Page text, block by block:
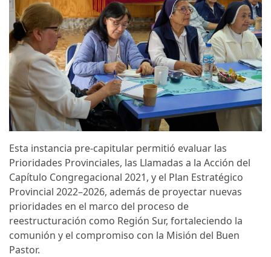
Esta instancia pre-capitular permitió evaluar las
Prioridades Provinciales, las Llamadas a la Acción del
Capítulo Congregacional 2021, y el Plan Estratégico
Provincial 2022–2026, además de proyectar nuevas
prioridades en el marco del proceso de
reestructuración como Región Sur, fortaleciendo la
comunión y el compromiso con la Misión del Buen
Pastor.